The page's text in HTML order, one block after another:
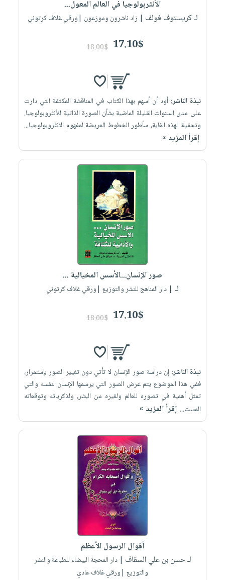
الأنثربولوجيا في العالم المعول...
لـ كريستوف فولف | زاد ناشرون وموزعون |ورقي غلاف كرتوني
17.10$
18.00$
نبذة الناشر:أود أن أسهم بهذا الكتاب في المناقشة المكثفة التي دارت
على مدى السنوات القليلة الماضية بشأن الصورة الذاتية للأنثروبولوجيا.
وتحقيقا لهذه الغاية، سأطور الخطوط العريضة لمفهوم الانثروبولوجيا...
إقرأ المزيد »
صور الإنسان...الأسس المخيالية ...
لـ | دار المناهج للنشر والتوزيع |ورقي غلاف كرتوني
17.10$
18.00$
نبذة الناشر:إن دراسة صور الإنسان لا تأتي دون تغيير الصور بإستمرار،
ففي هذا الموضوع يتم عرض الصور التي يرسمها الإنسان لنفسه والتي
تمثل أهمية في تصوره للعالم ولغيره من البشر، ولذكرياته وتوقعاته
المست... إقرأ المزيد »
أقوال الرسول الأعظم
لـ حسن بن علي السقاف | دار المحجة البيضاء للطباعة والنشر
والتوزيع |ورقي غلاف عادي